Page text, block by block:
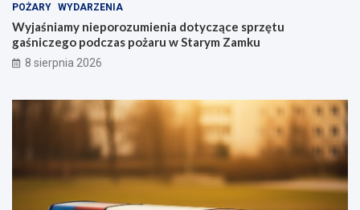
POŻARY WYDARZENIA
Wyjaśniamy nieporozumienia dotyczące sprzętu
gaśniczego podczas pożaru w Starym Zamku
8 sierpnia 2026